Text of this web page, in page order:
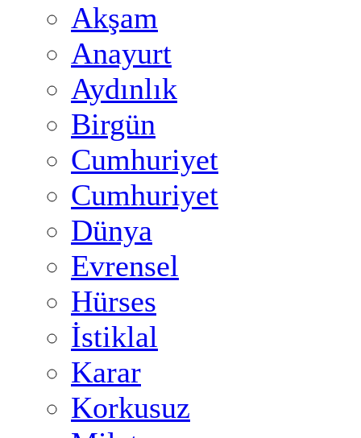
Akşam
Anayurt
Aydınlık
Birgün
Cumhuriyet
Cumhuriyet
Dünya
Evrensel
Hürses
İstiklal
Karar
Korkusuz